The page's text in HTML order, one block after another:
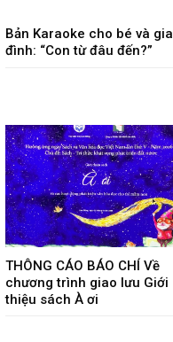
Bản Karaoke cho bé và gia
đình: “Con từ đâu đến?”
THÔNG CÁO BÁO CHÍ Về
chương trình giao lưu Giới
thiệu sách À ơi